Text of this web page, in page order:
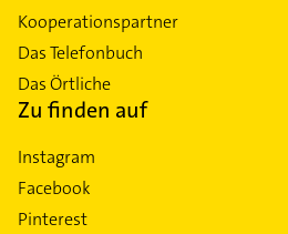
Kooperationspartner
Das Telefonbuch
Das Örtliche
Zu finden auf
Instagram
Facebook
Pinterest